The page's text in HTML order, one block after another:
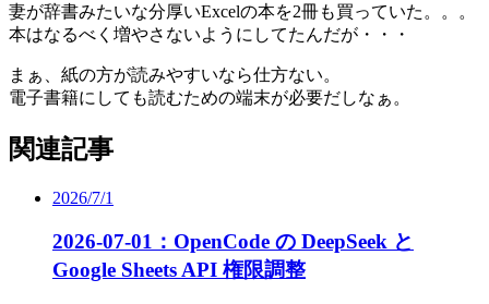
妻が辞書みたいな分厚いExcelの本を2冊も買っていた。。。
本はなるべく増やさないようにしてたんだが・・・
まぁ、紙の方が読みやすいなら仕方ない。
電子書籍にしても読むための端末が必要だしなぁ。
関連記事
2026/7/1
2026-07-01：OpenCode の DeepSeek と
Google Sheets API 権限調整